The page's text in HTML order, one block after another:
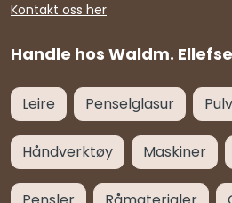
Handle hos Waldm.
Kontakt oss her
Leire Penselglasur
Håndverktøy Maskiner